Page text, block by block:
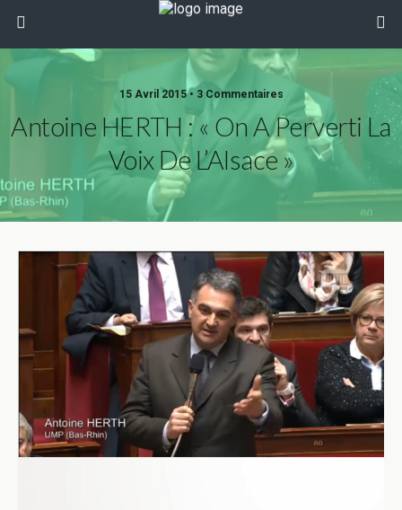
15 Avril 2015 • 3 Commentaires
Antoine HERTH : « On A Perverti La
Voix De L’Alsace »